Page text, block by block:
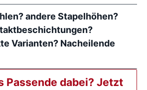
andere Stapelhöhen?
Varianten? Nacheilende
Passende dabei? Jetzt